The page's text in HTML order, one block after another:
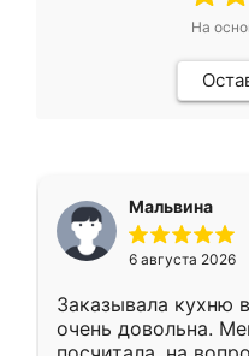
На
Мальвина
6 августа 2026
Заказывала кухню
очень довольна.